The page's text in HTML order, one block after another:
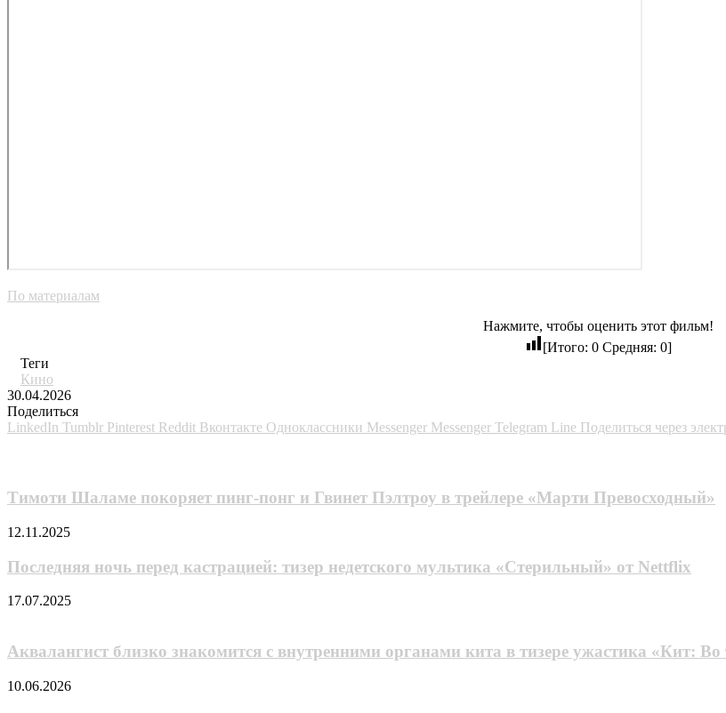
По материалам
Нажмите, чтобы оценить этот фильм!
[Итого: 0Средняя: 0]
Теги
Кино
30.04.2026
Поделиться
LinkedIn Tumblr Pinterest Reddit Вконтакте Одноклассники Messenger Messenger Telegram Line Поделиться через
Тимоти Шаламе покоряет пинг-понг и Гвинет Пэлтроу в трейлере «Марти Превосходный»
12.11.2025
Последняя ночь перед кастрацией: тизер недетского мультика «Стерильный» от Nettflix
17.07.2025
Аквалангист близко знакомится с внутренними органами кита в тизере ужастика «Кит: Во
10.06.2026